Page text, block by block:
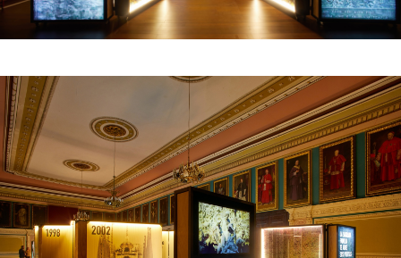
Institution à l’origine du projet :Fondation du
de la Sagrada Família
Lieu :itinérant
© Photographie : Pepo Segura
Site web de la Sagrada Família